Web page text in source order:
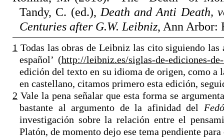
Tandy, C. (ed.), Death and Anti Death,
Centuries after G.W. Leibniz, Ann Arbor:
1 Todas las obras de Leibniz las cito siguiendo
español’ (http://leibniz.es/siglas-de-ediciones-
edición del texto en su idioma de origen, como
en castellano, citamos primero esta edición,
2 Vale la pena señalar que esta forma se
bastante al argumento de la afinidad del
investigación sobre la relación entre el
Platón, de momento dejo ese tema pendiente